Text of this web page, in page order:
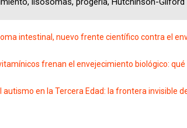
intestinal, nuevo frente científico contra el
frenan el envejecimiento biológico:
autismo en la Tercera Edad: la frontera invisible